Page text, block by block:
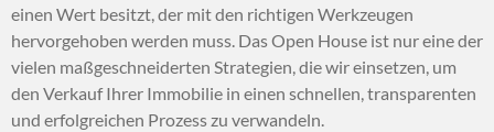
einen Wert besitzt, der mit den richtigen Werkzeugen
hervorgehoben werden muss. Das Open House ist nur eine der
vielen maßgeschneiderten Strategien, die wir einsetzen, um
den Verkauf Ihrer Immobilie in einen schnellen, transparenten
und erfolgreichen Prozess zu verwandeln.